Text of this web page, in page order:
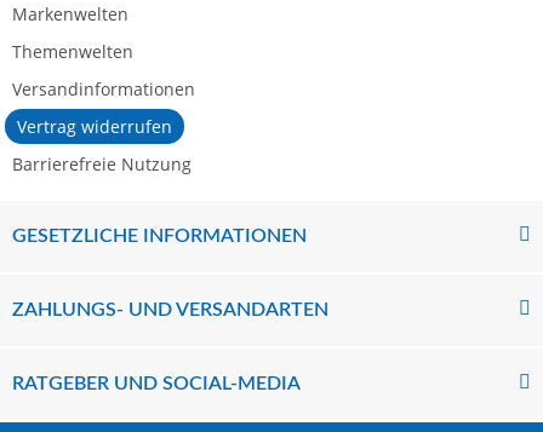
Markenwelten
Themenwelten
Versandinformationen
Vertrag widerrufen
Barrierefreie Nutzung
GESETZLICHE INFORMATIONEN
ZAHLUNGS- UND VERSANDARTEN
RATGEBER UND SOCIAL-MEDIA